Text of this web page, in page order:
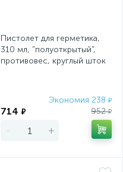
Пистолет для герметика,
310 мл, "полуоткрытый",
противовес, круглый шток
Экономия 238 ₽
714 ₽ 952₽
- +